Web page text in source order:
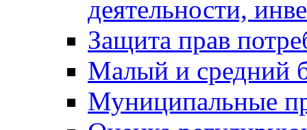
деятельности,
Защита прав
Малый и средний
Муниципальные